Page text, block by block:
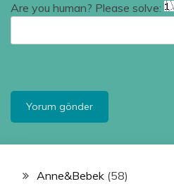
Are you human? Please solve:
Anne&Bebek (58)